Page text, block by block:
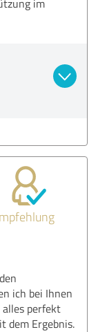
im
ich bei Ihnen
perfekt
dem Ergebnis.